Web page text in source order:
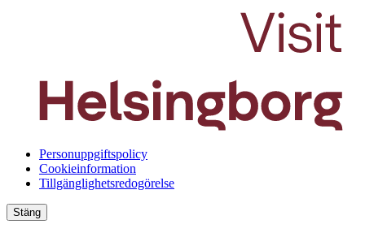
Personuppgiftspolicy
Cookieinformation
Tillgänglighetsredogörelse
Stäng